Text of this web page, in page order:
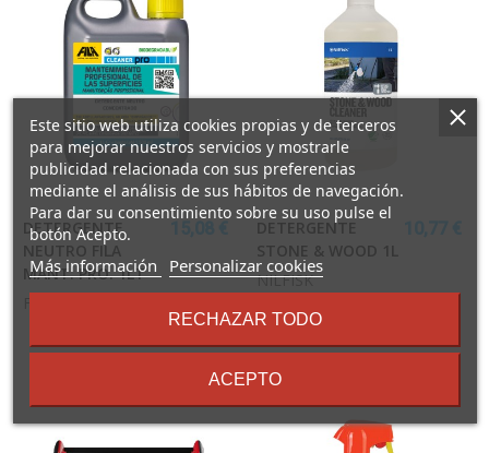
DETERGENTE
NEUTRO FILA
MANT. PRO. 1LT
DETERGENTE
STONE & WOOD 1L
NILFISK
Este sitio web utiliza cookies propias y de terceros
para mejorar nuestros servicios y mostrarle
publicidad relacionada con sus preferencias
mediante el análisis de sus hábitos de navegación.
Para dar su consentimiento sobre su uso pulse el
botón Acepto.
Más información
sobre
términos
condiciones
Personalizar cookies
RECHAZAR TODO
ACEPTO